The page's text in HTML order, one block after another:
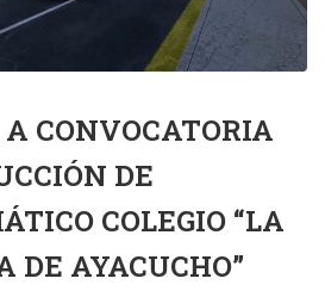
CONVOCATORIA
DE
COLEGIO “LA
DE AYACUCHO”